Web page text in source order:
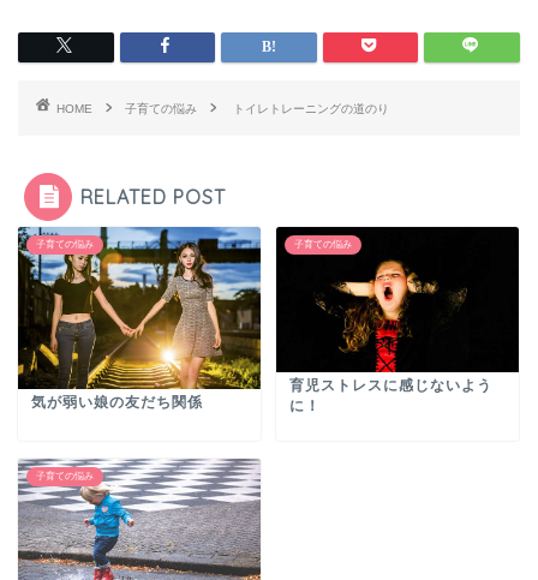
HOME 子育ての悩み トイレトレーニングの道のり
RELATED POST
子育ての悩み
気が弱い娘の友だち関係
子育ての悩み
育児ストレスに感じないよう
に！
子育ての悩み